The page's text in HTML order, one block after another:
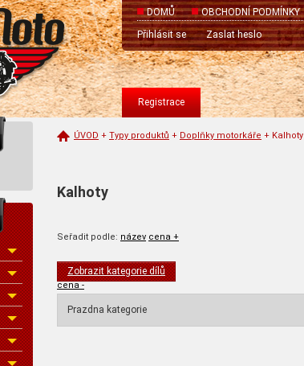
DOMŮ OBCHODNÍ PODMÍNKY
Přihlásit se
Zaslat heslo
Registrace
ÚVOD + Typy produktů + Doplňky motorkáře + Kalhoty
Kalhoty
Seřadit podle: název cena +
cena -
Zobrazit kategorie dílů
Prazdna kategorie